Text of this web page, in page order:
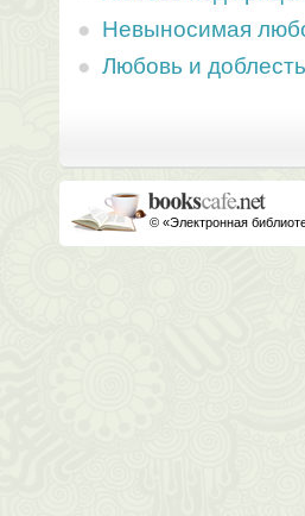
Невыносимая
Любовь и
© «Электронная